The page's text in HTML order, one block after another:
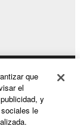
que
el
y
le